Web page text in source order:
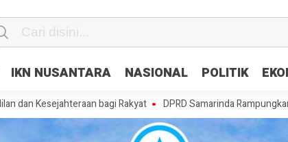
IKN NUSANTARA NASIONAL POLITIK
bagi Rakyat DPRD Samarinda Rampungkan Tiga